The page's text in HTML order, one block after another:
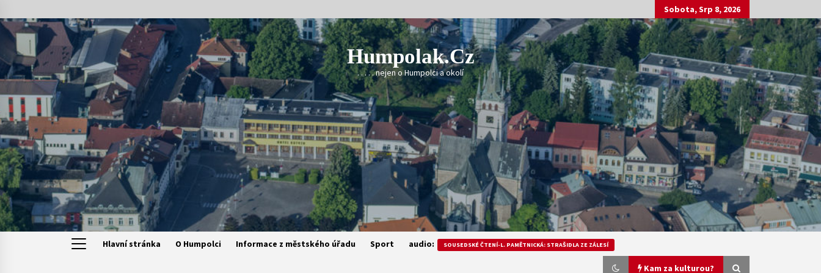
to
content
Sobota, Srp 8, 2026
Humpolak.cz
. . . . . nejen o Humpolci a okolí
Hlavní stránka O Humpolci Informace z městského úřadu Sport audio: SOUSEDSKÉ ČTENÍ-L. PAMĚTNICKÁ: STRAŠIDLA ZE ZÁLESÍ
Kam za kulturou?